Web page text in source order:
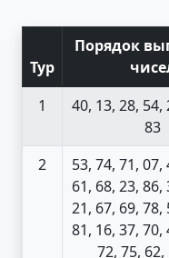
Тур
Порядок
1
40, 13, 28, 54,
83
2
53, 74, 71, 07,
61, 68, 23, 86,
21, 67, 69, 78,
81, 16, 37, 70,
72, 75, 62,